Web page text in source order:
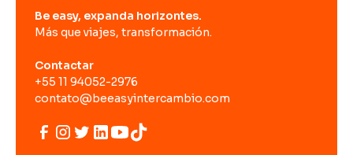
Be easy, expanda horizontes.
Más que viajes, transformación.
Contactar
+55 11 94052-2976
contato@beeasyintercambio.com